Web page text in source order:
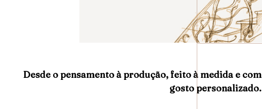
Desde o pensamento à produção, feito à medida e com
gosto personalizado.